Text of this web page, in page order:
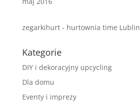
zegarkihurt - hurtownia time Lublin
Kategorie
DIY i dekoracyjny upcycling
Dla domu
Eventy i imprezy